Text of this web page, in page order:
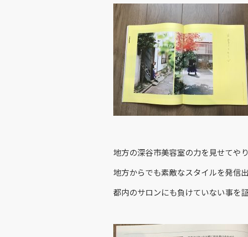
地方の深谷市美容室の力を見せてや
地方からでも素敵なスタイルを発信
都内のサロンにも負けていない事を